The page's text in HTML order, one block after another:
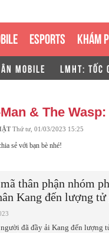
ESPORTS KHÁM
MOBILE LMHT: TỐC
& The
Thứ tư, 01/03/2023 15:25
sẻ với bạn bè nhé!
thân phận nhóm
Kang đến lượng
đã đầy ải Kang đến lượng